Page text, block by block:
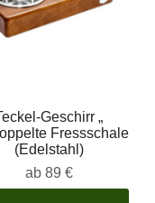
Geschirr „
Fressschale
(Edelstahl)
ab 89 €